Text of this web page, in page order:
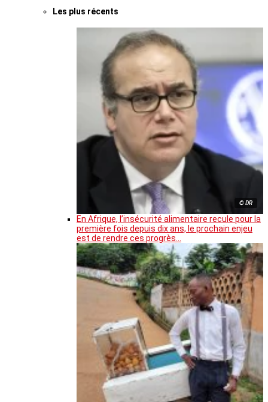
Les plus récents
© DR
En Afrique, l’insécurité alimentaire recule pour la
première fois depuis dix ans, le prochain enjeu
est de rendre ces progrès…